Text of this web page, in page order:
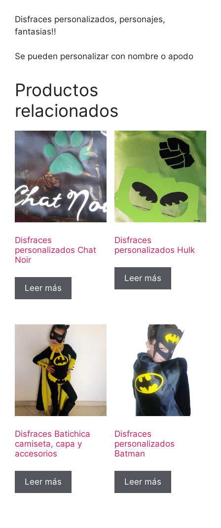
Disfraces personalizados, personajes,
fantasias!!
Se pueden personalizar con nombre o apodo
Productos
relacionados
Disfraces
personalizados Chat
Noir
Leer más
Disfraces
personalizados Hulk
Leer más
Disfraces Batichica
camiseta, capa y
accesorios
Leer más
Disfraces
personalizados
Batman
Leer más